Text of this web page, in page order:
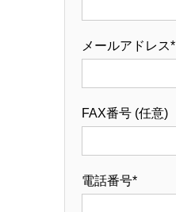
メールアドレス*
FAX番号 (任意)
電話番号*